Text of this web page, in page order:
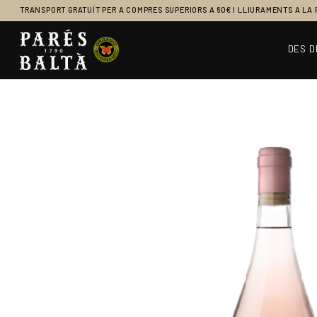
TRANSPORT GRATUÏT PER A COMPRES SUPERIORS A 60€ I LLIURAMENTS A
Navegació principal DES